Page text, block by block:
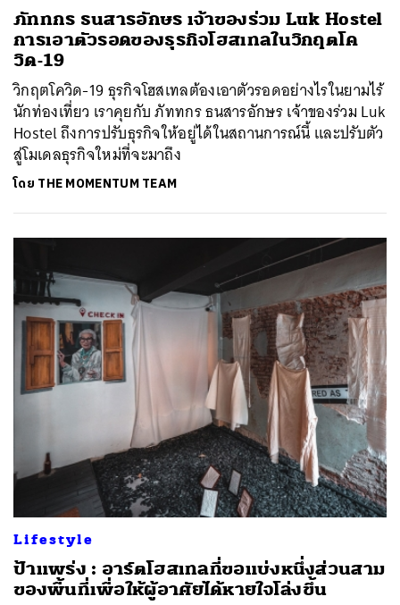
ภัททกร ธนสารอักษร เจ้าของร่วม Luk Hostel
การเอาตัวรอดของธุรกิจโฮสเทลในวิกฤตโค
วิด-19
วิกฤตโควิด-19 ธุรกิจโฮสเทลต้องเอาตัวรอดอย่างไรในยามไร้
นักท่องเที่ยว เราคุยกับ ภัททกร ธนสารอักษร เจ้าของร่วม Luk
Hostel ถึงการปรับธุรกิจให้อยู่ได้ในสถานการณ์นี้ และปรับตัว
สู่โมเดลธุรกิจใหม่ที่จะมาถึง
โดย THE MOMENTUM TEAM
Lifestyle
ป้าแพร่ง : อาร์ตโฮสเทลที่ขอแบ่งหนึ่งส่วนสาม
ของพื้นที่เพื่อให้ผู้อาศัยได้หายใจโล่งขึ้น
SHARE TWEET LINE EMAIL